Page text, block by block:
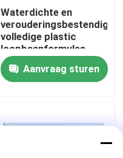
Waterdichte en
verouderingsbestendige
volledige plastic
loopbaanformules
Aanvraag sturen